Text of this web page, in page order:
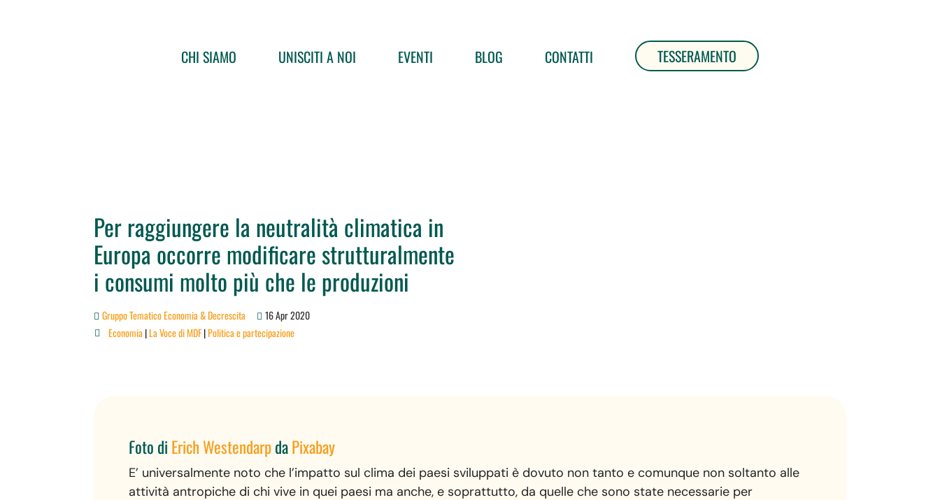
CHI SIAMO UNISCITI A NOI EVENTI BLOG CONTATTI TESSERAMENTO
Per raggiungere la neutralità climatica in
Europa occorre modificare strutturalmente
i consumi molto più che le produzioni
Gruppo Tematico Economia & Decrescita 16 Apr 2020
 Economia|La Voce di MDF|Politica e partecipazione
Foto di Erich WestendarpdaPixabay
E’ universalmente noto che l’impatto sul clima dei paesi sviluppati è dovuto non tanto e comunque non soltanto alle
attività antropiche di chi vive in quei paesi ma anche, e soprattutto, da quelle che sono state necessarie per